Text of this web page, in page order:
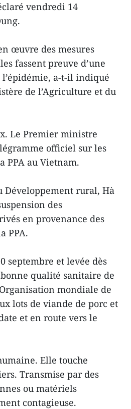
vendredi 14
œuvre des mesures
fassent preuve d’une
a-t-il indiqué
de l’Agriculture et du
Le Premier ministre
officiel sur les
PPA au Vietnam.
Développement rural, Hà
des
en provenance des
PPA.
septembre et levée dès
qualité sanitaire de
mondiale de
lots de viande de porc et
et en route vers le
Elle touche
Transmise par des
ou matériels
contagieuse.